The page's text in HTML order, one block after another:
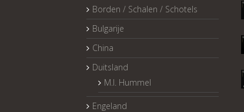
Borden / Schalen / Schotels
Bulgarije
China
Duitsland
M.I. Hummel
Engeland